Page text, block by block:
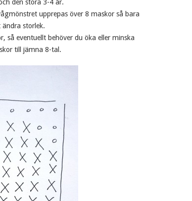
den stora 3-4 år.
upprepas över 8 maskor så bara
storlek.
så eventuellt behöver du öka eller minska
till jämna 8-tal.